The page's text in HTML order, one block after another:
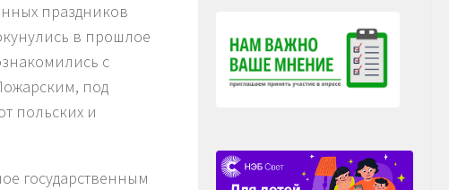
праздников
в прошлое
с
под
польских и
государственным